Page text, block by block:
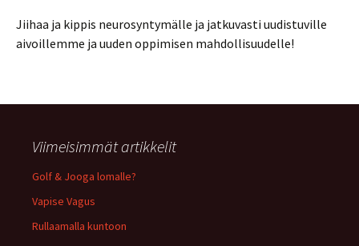
Jiihaa ja kippis neurosyntymälle ja jatkuvasti uudistuville
aivoillemme ja uuden oppimisen mahdollisuudelle!
Viimeisimmät artikkelit
Golf & Jooga lomalle?
Vapise Vagus
Rullaamalla kuntoon